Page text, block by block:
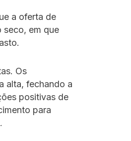
a oferta de
seco, em que
Os
alta, fechando a
positivas de
para